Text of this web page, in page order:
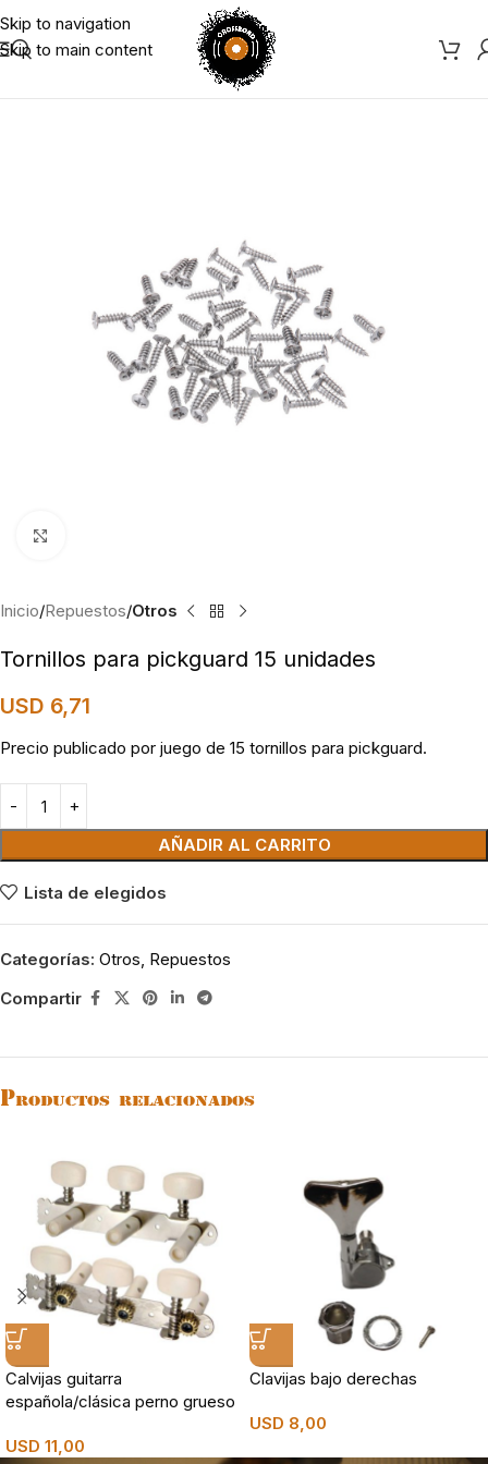
Skip to navigation
Skip to main content
Inicio Repuestos Otros
Tornillos para pickguard 15 unidades
USD 6,71
Precio publicado por juego de 15 tornillos para pickguard.
AÑADIR AL CARRITO
Lista de elegidos
Categorías: Otros, Repuestos
Compartir
Productos relacionados
Calvijas guitarra
española/clásica perno grueso
USD 11,00
Clavijas bajo derechas
USD 8,00